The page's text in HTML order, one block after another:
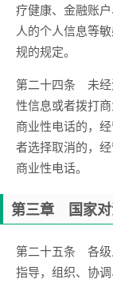
疗健康、金融账
人的个人信息等
规的规定。
第二十四条 未经
性信息或者拨打
商业性电话的，
者选择取消的，
商业性电话。
第三章 国家对
第二十五条 各级
指导，组织、协